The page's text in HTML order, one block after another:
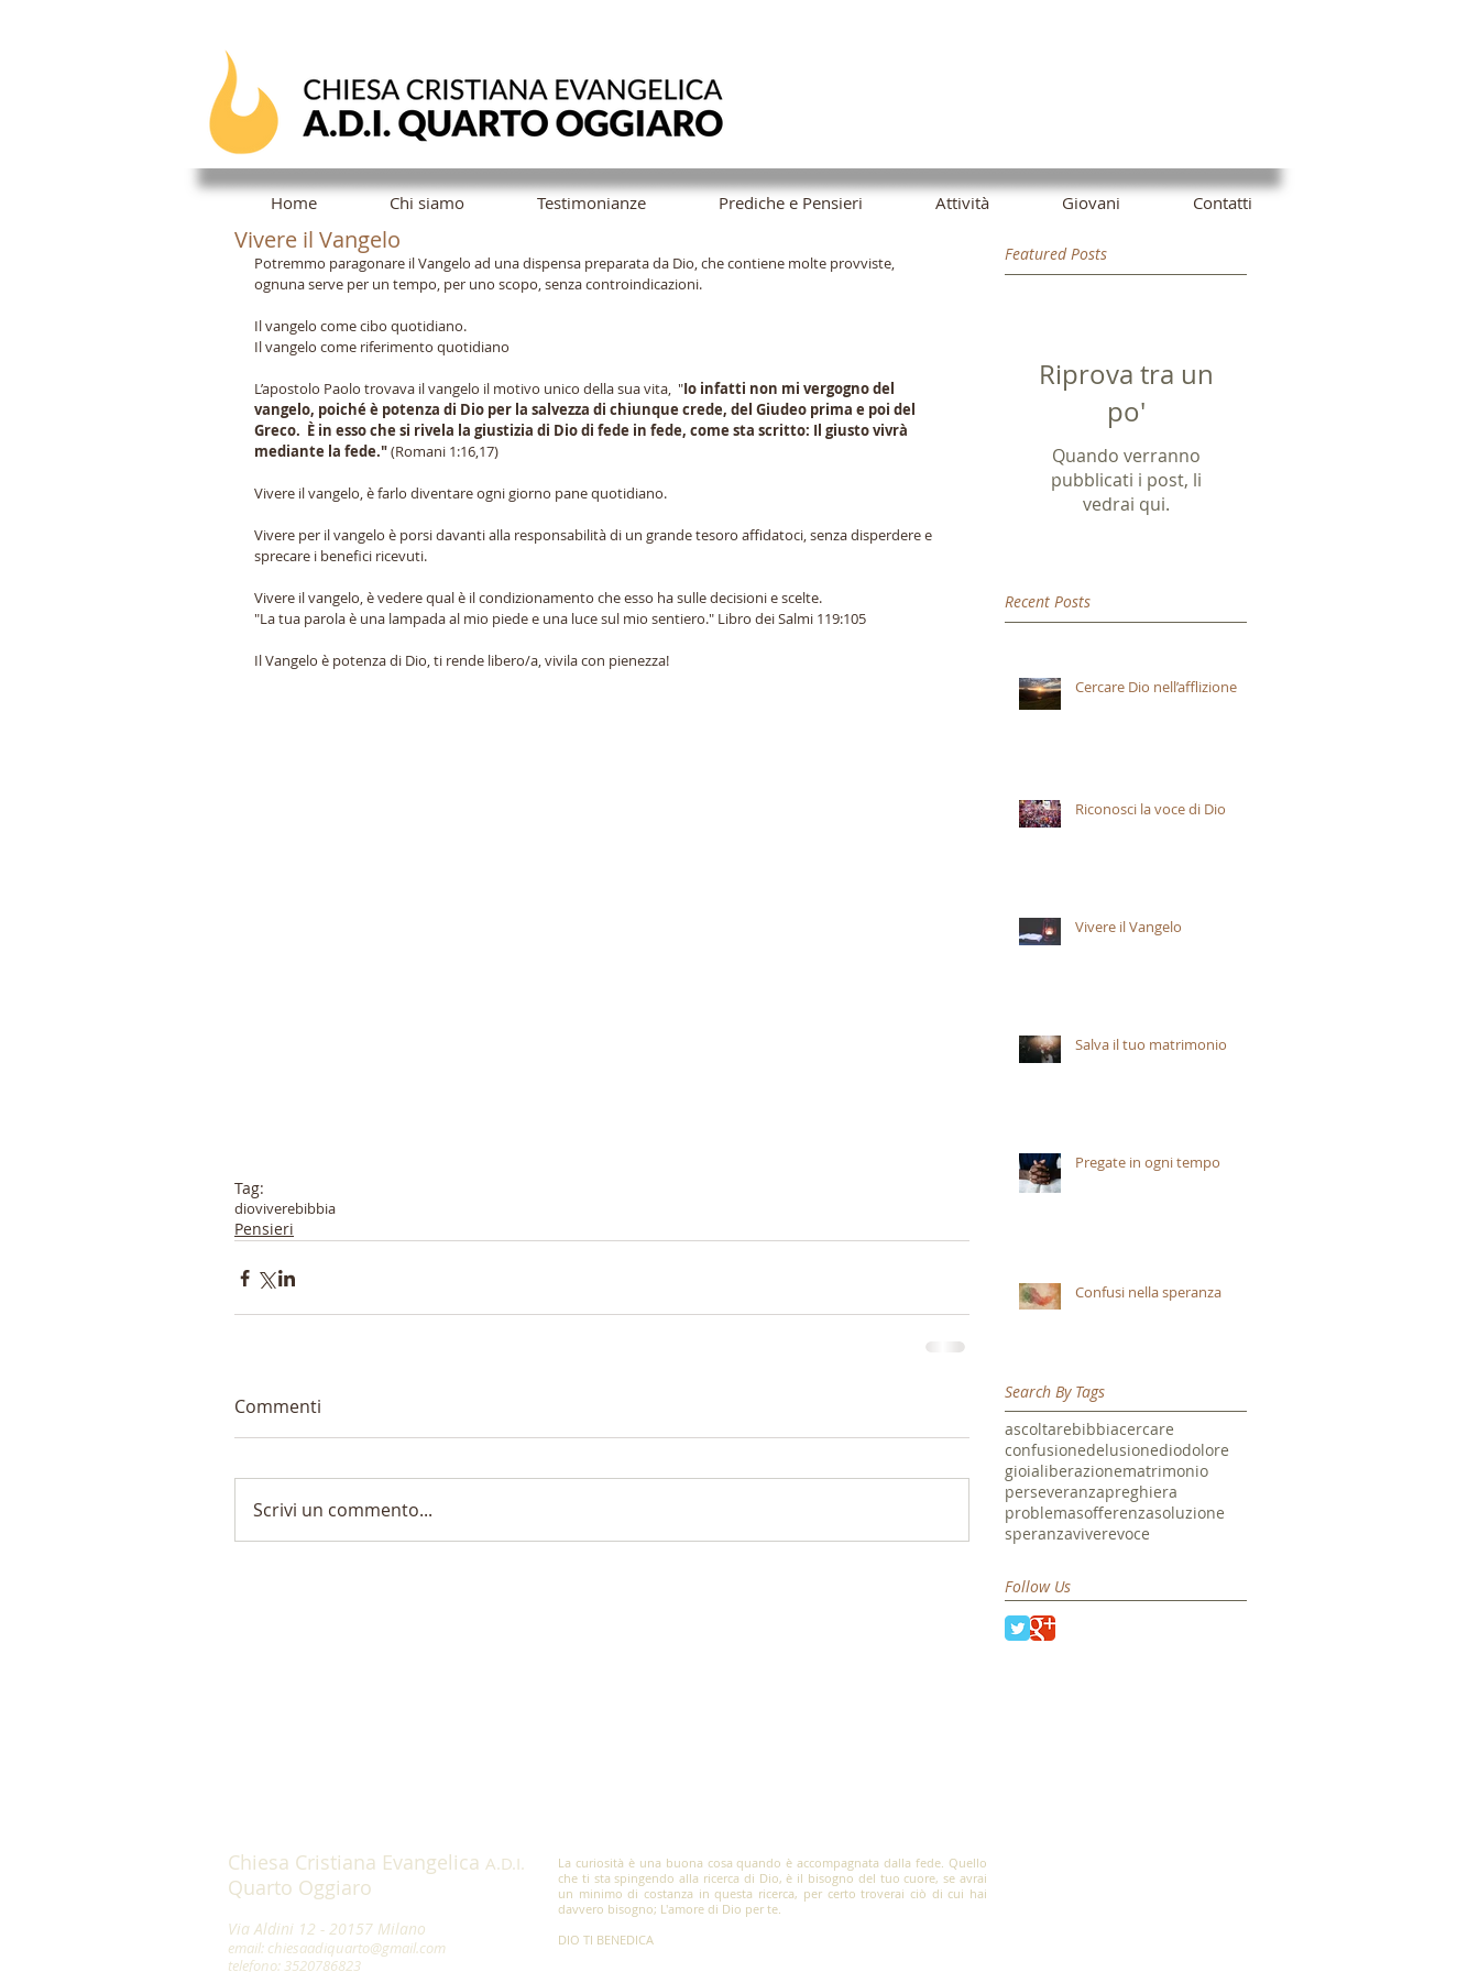
Vivere il Vangelo
Potremmo paragonare il Vangelo ad una dispensa preparata da Dio, che contiene molte provviste,
ognuna serve per un tempo, per uno scopo, senza controindicazioni.
Il vangelo come cibo quotidiano.
Il vangelo come riferimento quotidiano
L’apostolo Paolo trovava il vangelo il motivo unico della sua vita,  "Io infatti non mi vergogno del
vangelo, poiché è potenza di Dio per la salvezza di chiunque crede, del Giudeo prima e poi del
Greco.  È in esso che si rivela la giustizia di Dio di fede in fede, come sta scritto: Il giusto vivrà
mediante la fede." (Romani 1:16,17)
Vivere il vangelo, è farlo diventare ogni giorno pane quotidiano.
Vivere per il vangelo è porsi davanti alla responsabilità di un grande tesoro affidatoci, senza disperdere e
sprecare i benefici ricevuti.
Vivere il vangelo, è vedere qual è il condizionamento che esso ha sulle decisioni e scelte.
"La tua parola è una lampada al mio piede e una luce sul mio sentiero." Libro dei Salmi 119:105
Il Vangelo è potenza di Dio, ti rende libero/a, vivila con pienezza!
Tag:
dioviverebibbia
Pensieri
Commenti
Scrivi un commento...
Featured Posts
Riprova tra un
po'
Quando verranno
pubblicati i post, li
vedrai qui.
Recent Posts
Cercare Dio nell’afflizione
Riconosci la voce di Dio
Vivere il Vangelo
Salva il tuo matrimonio
Pregate in ogni tempo
Confusi nella speranza
Search By Tags
ascoltarebibbiacercare
confusionedelusionediodolore
gioialiberazionematrimonio
perseveranzapreghiera
problemasofferenzasoluzione
speranzaviverevoce
Follow Us
Home Chi siamo Testimonianze Prediche e Pensieri Attività Giovani Contatti
Chiesa Cristiana Evangelica A.D.I.
Quarto Oggiaro
Via Aldini 12 - 20157 Milano
email: chiesaadiquarto@gmail.com
telefono: 3520786823
La curiosità è una buona cosa quando è accompagnata dalla fede. Quello
che ti sta spingendo alla ricerca di Dio, è il bisogno del tuo cuore, se avrai
un minimo di costanza in questa ricerca, per certo troverai ciò di cui hai
davvero bisogno; L'amore di Dio per te.
DIO TI BENEDICA